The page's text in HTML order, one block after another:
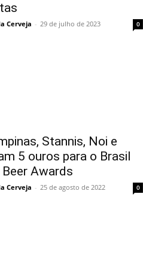
Cerveja - 29 de julho de 2023 0
Stannis, Noi e
5 ouros para o Brasil
Awards
Cerveja - 25 de agosto de 2022 0